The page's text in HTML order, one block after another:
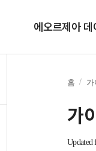
에오르제아
홈 가
가
Updated